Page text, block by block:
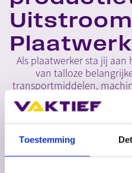
Toestemming
Als plaatwerker sta jij
van talloze
transportmiddelen,
en zelfs gebouwen. Jij
van allerlei
worden ingezet voor heel
net wat de
MELD